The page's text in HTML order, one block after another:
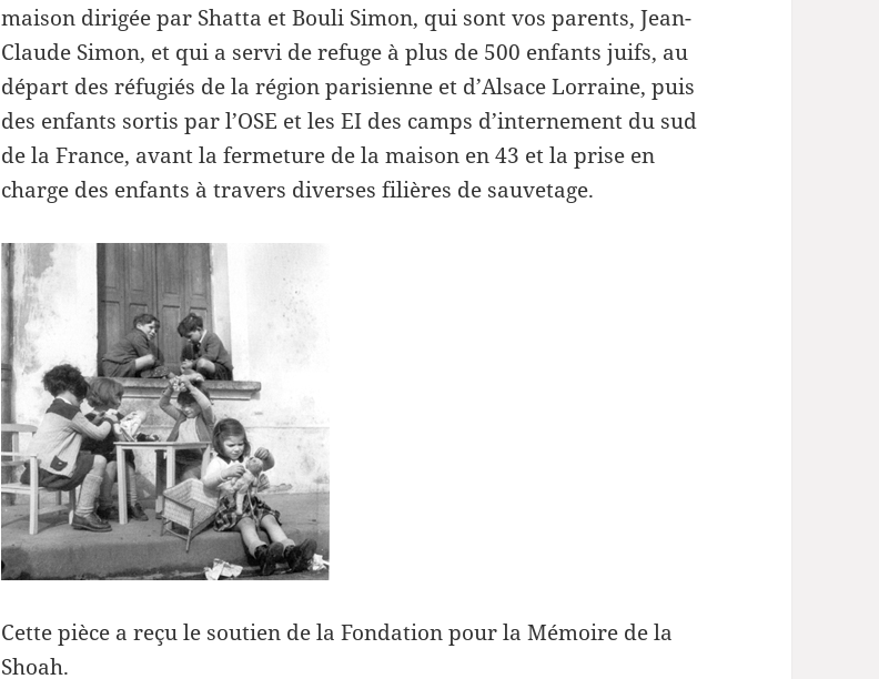
maison dirigée par Shatta et Bouli Simon, qui sont vos parents, Jean-
Claude Simon, et qui a servi de refuge à plus de 500 enfants juifs, au
départ des réfugiés de la région parisienne et d’Alsace Lorraine, puis
des enfants sortis par l’OSE et les EI des camps d’internement du sud
de la France, avant la fermeture de la maison en 43 et la prise en
charge des enfants à travers diverses filières de sauvetage.
Cette pièce a reçu le soutien de la Fondation pour la Mémoire de la
Shoah.